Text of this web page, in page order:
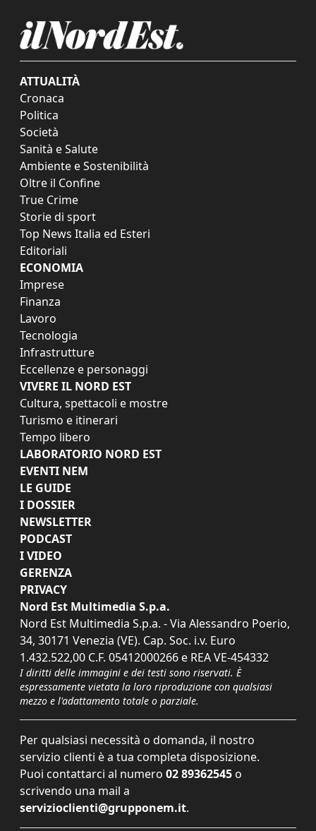
ATTUALITÀ
Cronaca
Politica
Società
Sanità e Salute
Ambiente e Sostenibilità
Oltre il Confine
True Crime
Storie di sport
Top News Italia ed Esteri
Editoriali
ECONOMIA
Imprese
Finanza
Lavoro
Tecnologia
Infrastrutture
Eccellenze e personaggi
VIVERE IL NORD EST
Cultura, spettacoli e mostre
Turismo e itinerari
Tempo libero
LABORATORIO NORD EST
EVENTI NEM
LE GUIDE
I DOSSIER
NEWSLETTER
PODCAST
I VIDEO
GERENZA
PRIVACY
Nord Est Multimedia S.p.a.
Nord Est Multimedia S.p.a. - Via Alessandro Poerio,
34, 30171 Venezia (VE). Cap. Soc. i.v. Euro
1.432.522,00 C.F. 05412000266 e REA VE-454332
I diritti delle immagini e dei testi sono riservati. È
espressamente vietata la loro riproduzione con qualsiasi
mezzo e l'adattamento totale o parziale.
Per qualsiasi necessità o domanda, il nostro
servizio clienti è a tua completa disposizione.
Puoi contattarci al numero 02 89362545 o
scrivendo una mail a
servizioclienti@grupponem.it.